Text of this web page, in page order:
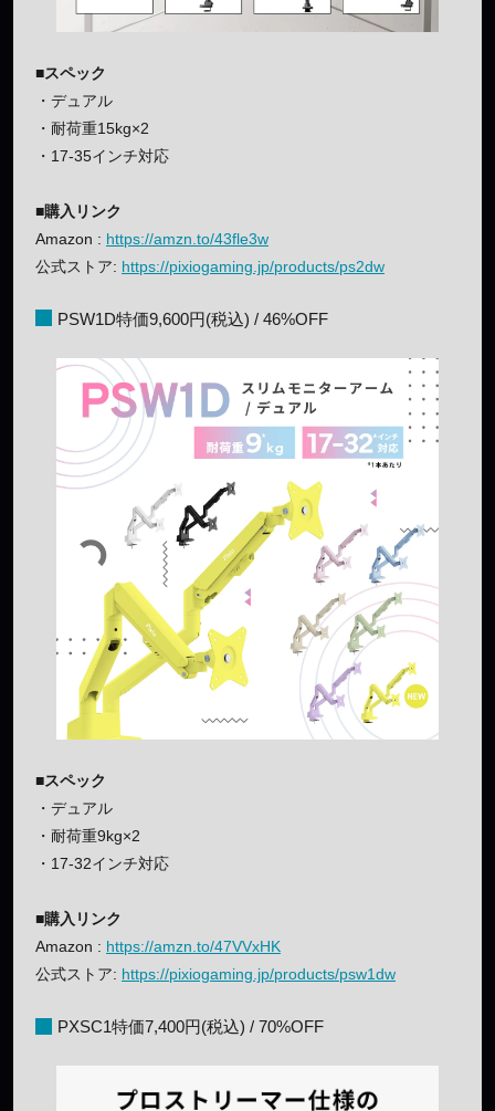
■スペック
・デュアル
・耐荷重15kg×2
・17-35インチ対応
■購入リンク
Amazon : https://amzn.to/43fle3w
公式ストア: https://pixiogaming.jp/products/ps2dw
PSW1D特価9,600円(税込) / 46%OFF
■スペック
・デュアル
・耐荷重9kg×2
・17-32インチ対応
■購入リンク
Amazon : https://amzn.to/47VVxHK
公式ストア: https://pixiogaming.jp/products/psw1dw
PXSC1特価7,400円(税込) / 70%OFF